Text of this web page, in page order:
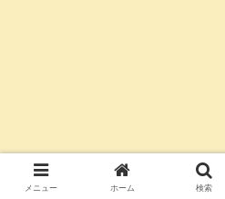
メニュー ホーム 検索